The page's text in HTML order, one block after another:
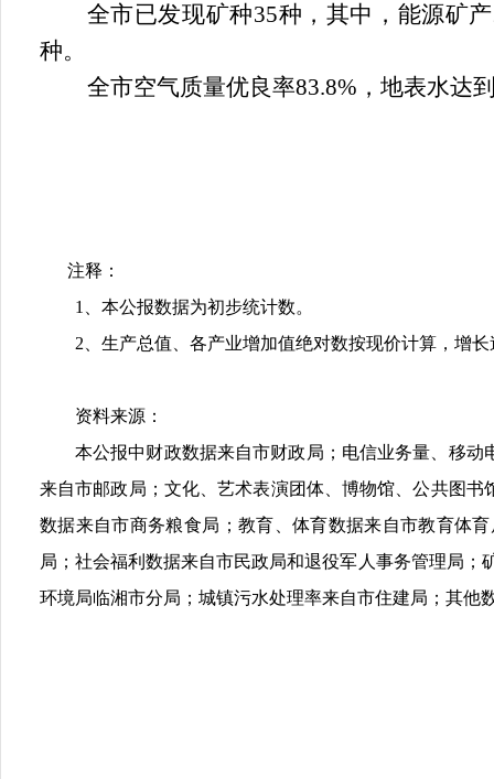
全市已发现矿种35种，其中，能源矿产
种。
全市空气质量优良率83.8% ，地表水达
注释：
1
、本公报数据为初步统计数。
2 、生产总值、各产业增加值绝对数按现价计算，增
资料来源：
本公报中财政数据来自市财政局；电信业务量、移
来自市邮政局；文化、艺术表演团体、博物馆、公共图
数据来自市商务粮食局；教育、体育数据来自市教育体
局；社会福利数据来自市民政局和退役军人事务管理局
环境局临湘市分局；城镇污水处理率来自市住建局；其他